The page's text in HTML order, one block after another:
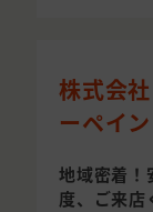
株式会
ーペイ
地域密着！
度、ご来店